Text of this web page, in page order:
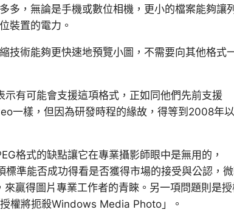
多，無論是手機或數位相機，更小的檔案能夠讓
裝置的電力。
技術能夠更快速地預覽小圖，不需要向其他格式
有可能會支援這項格式，正如同他們先前支援
樣，但因為研發時程的緣故，得等到2008年
格式的缺點讓它在專業攝影師眼中是無用的，
準能否成功得看是否獲得市場的接受與公認，
贏得圖片專業工作者的青睞。另一項問題則是授
權將扼殺Windows Media Photo」。